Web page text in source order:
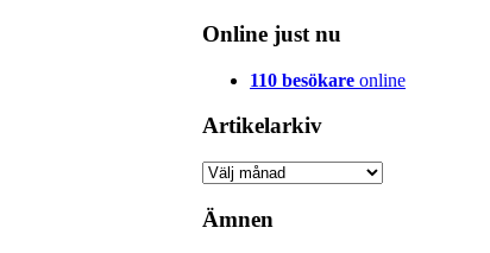
Online just nu
110 besökare online
Artikelarkiv
Artikelarkiv
Ämnen